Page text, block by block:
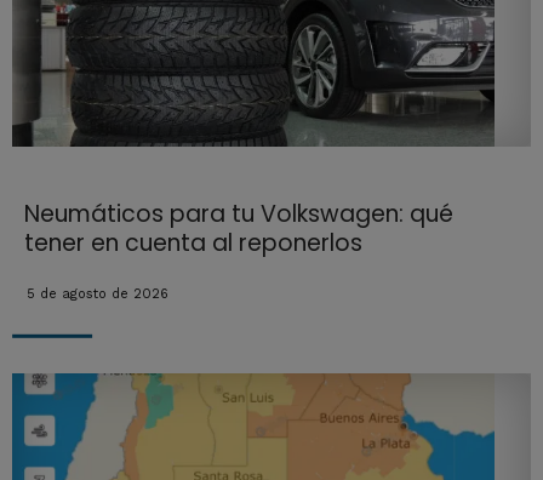
Neumáticos para tu Volkswagen: qué
tener en cuenta al reponerlos
5 de agosto de 2026